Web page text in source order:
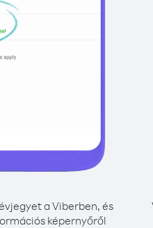
a Viberben, és
képernyőről